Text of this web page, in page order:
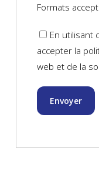
Formats
En utilisant
accepter la
web et de la